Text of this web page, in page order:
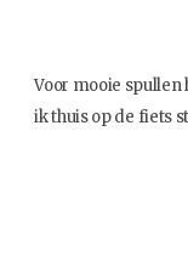
Voor mooie spullen
ik thuis op de fiets